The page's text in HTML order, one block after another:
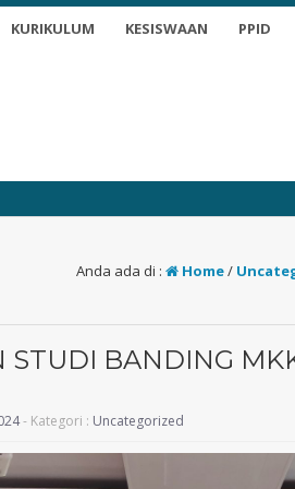
KURIKULUM KESISWAAN PPID
Anda ada di : Home/
STUDI BANDING
- Kategori : Uncategorized